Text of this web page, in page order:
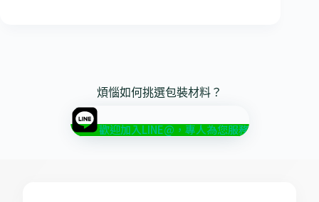
煩惱如何挑選包裝材料？
歡迎加入LINE@，專人為您服務